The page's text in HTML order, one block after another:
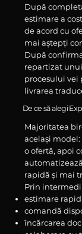
După
estimare a
de acord cu
mai aștepți
După
repartizat
procesului vei
livrarea
De ce să alegi
Majoritatea
același
o ofertă, apoi
rapidă și mai
Prin
estimare
comandă
încărcarea